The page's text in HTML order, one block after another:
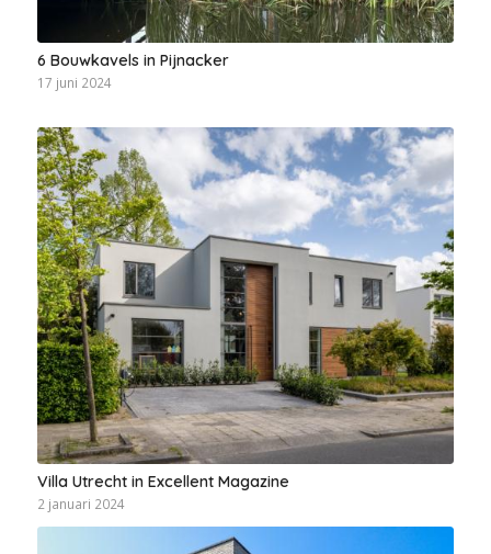
6 Bouwkavels in Pijnacker
17 juni 2024
Villa Utrecht in Excellent Magazine
2 januari 2024